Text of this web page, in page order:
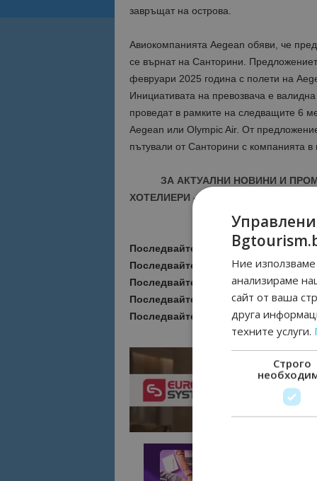
завръщат на острова.
Авиокомпанията Aegean обяви, че
се върнат на Санторини.
февруари 2025 година с полети на
Инициативата на превозвача е
проведат в рамките на следващите 6
Aegean или Olympic Air. От
пътували от Санторини с компанията
ЗА АКТУАЛНИ НОВИНИ И
ХОТЕЛИЕРИ - ПРИСЪЕДИНЕТЕ СЕ
Последвайте ни за още актуални
Последвайте
Bgtourism.bg във
Последвайте
Bgtourism.bg в
Последвайте
Bgtourism.bg във
Последвайте
Bgtourism.bg в
Ние
анализираме
сайт от ваша
друга
техните услуги.
Строго